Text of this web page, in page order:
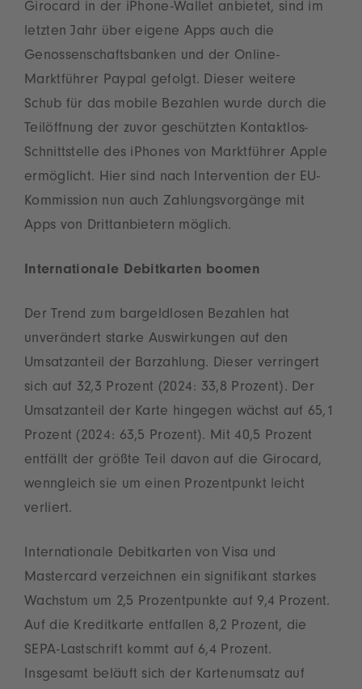
Girocard in der iPhone-Wallet anbietet, sind im
letzten Jahr über eigene Apps auch die
Genossenschaftsbanken und der Online-
Marktführer Paypal gefolgt. Dieser weitere
Schub für das mobile Bezahlen wurde durch die
Teilöffnung der zuvor geschützten Kontaktlos-
Schnittstelle des iPhones von Marktführer Apple
ermöglicht. Hier sind nach Intervention der EU-
Kommission nun auch Zahlungsvorgänge mit
Apps von Drittanbietern möglich.
Internationale Debitkarten boomen
Der Trend zum bargeldlosen Bezahlen hat
unverändert starke Auswirkungen auf den
Umsatzanteil der Barzahlung. Dieser verringert
sich auf 32,3 Prozent (2024: 33,8 Prozent). Der
Umsatzanteil der Karte hingegen wächst auf 65,1
Prozent (2024: 63,5 Prozent). Mit 40,5 Prozent
entfällt der größte Teil davon auf die Girocard,
wenngleich sie um einen Prozentpunkt leicht
verliert.
Internationale Debitkarten von Visa und
Mastercard verzeichnen ein signifikant starkes
Wachstum um 2,5 Prozentpunkte auf 9,4 Prozent.
Auf die Kreditkarte entfallen 8,2 Prozent, die
SEPA-Lastschrift kommt auf 6,4 Prozent.
Insgesamt beläuft sich der Kartenumsatz auf